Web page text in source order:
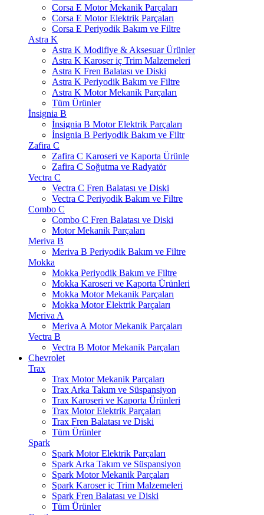
Corsa E Motor Mekanik Parçaları
Corsa E Motor Elektrik Parçaları
Corsa E Periyodik Bakım ve Filtre
Astra K
Astra K Modifiye & Aksesuar Ürünler
Astra K Karoser iç Trim Malzemeleri
Astra K Fren Balatası ve Diski
Astra K Periyodik Bakım ve Filtre
Astra K Motor Mekanik Parçaları
Tüm Ürünler
İnsignia B
İnsignia B Motor Elektrik Parçaları
İnsignia B Periyodik Bakım ve Filtr
Zafira C
Zafira C Karoseri ve Kaporta Ürünle
Zafira C Soğutma ve Radyatör
Vectra C
Vectra C Fren Balatası ve Diski
Vectra C Periyodik Bakım ve Filtre
Combo C
Combo C Fren Balatası ve Diski
Motor Mekanik Parçaları
Meriva B
Meriva B Periyodik Bakım ve Filtre
Mokka
Mokka Periyodik Bakım ve Filtre
Mokka Karoseri ve Kaporta Ürünleri
Mokka Motor Mekanik Parçaları
Mokka Motor Elektrik Parçaları
Meriva A
Meriva A Motor Mekanik Parçaları
Vectra B
Vectra B Motor Mekanik Parçaları
Chevrolet
Trax
Trax Motor Mekanik Parçaları
Trax Arka Takım ve Süspansiyon
Trax Karoseri ve Kaporta Ürünleri
Trax Motor Elektrik Parçaları
Trax Fren Balatası ve Diski
Tüm Ürünler
Spark
Spark Motor Elektrik Parçaları
Spark Arka Takım ve Süspansiyon
Spark Motor Mekanik Parçaları
Spark Karoser iç Trim Malzemeleri
Spark Fren Balatası ve Diski
Tüm Ürünler